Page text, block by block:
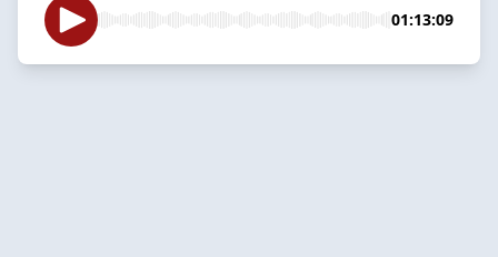
01:13:09